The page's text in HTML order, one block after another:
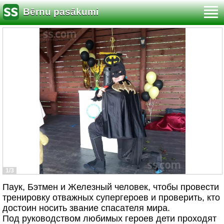
Bērnu pasākumi
1/3
Паук, Бэтмен и Железный человек, чтобы провести
тренировку отважных супергероев и проверить, кто
достоин носить звание спасателя мира.
Под руководством любимых героев дети проходят